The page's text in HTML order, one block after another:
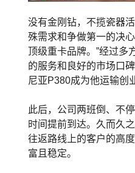
没有金刚钻，不揽瓷器
殊需求和争做第一的决
顶级重卡品牌。”经过多
的服务和良好的市场口
尼亚P380成为他运输创
此后，公司两班倒、不
时间提前到达。久而久
往返路线上的客户的高
富且稳定。